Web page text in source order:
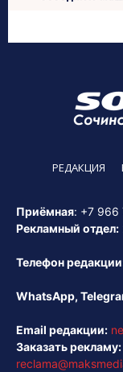
РЕДАКЦИЯ
Приёмная: +7 966
Рекламный отдел:
Телефон
WhatsApp,
Email редакции:
Заказать рекламу: